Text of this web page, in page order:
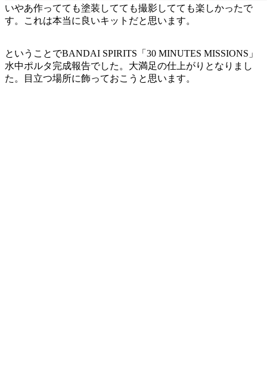
いやあ作ってても塗装してても撮影してても楽しかったで
す。これは本当に良いキットだと思います。
ということでBANDAI SPIRITS「30 MINUTES MISSIONS」
水中ポルタ完成報告でした。大満足の仕上がりとなりまし
た。目立つ場所に飾っておこうと思います。